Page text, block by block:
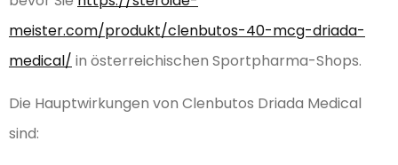
meister.com/produkt/clenbutos-40-mcg-driada-
medical/ in österreichischen Sportpharma-Shops.
Die Hauptwirkungen von Clenbutos Driada Medical
sind: